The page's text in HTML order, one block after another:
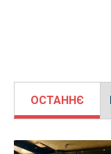
ОСТАННЄ